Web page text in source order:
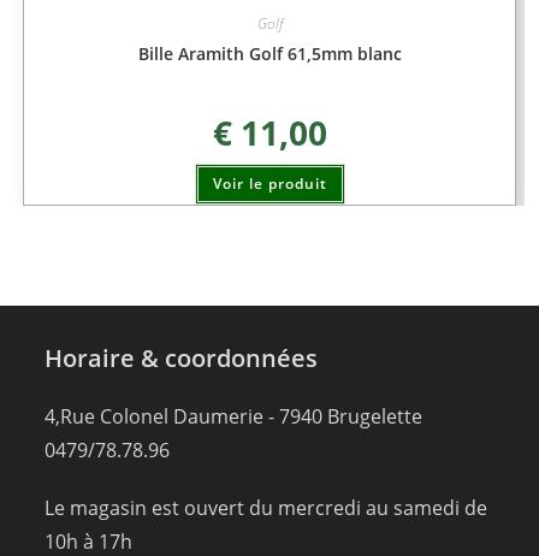
Golf
Bille Aramith Golf 61,5mm blanc
€11,00
Voir le produit
Horaire & coordonnées
4,Rue Colonel Daumerie - 7940 Brugelette
0479/78.78.96
Le magasin est ouvert du mercredi au samedi de
10h à 17h